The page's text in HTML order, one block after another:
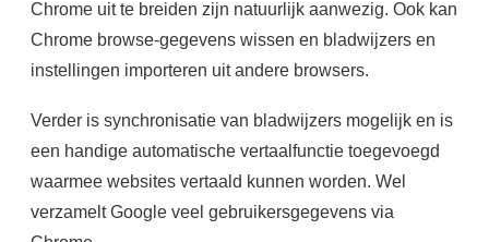
Chrome uit te breiden zijn natuurlijk aanwezig. Ook kan
Chrome browse-gegevens wissen en bladwijzers en
instellingen importeren uit andere browsers.
Verder is synchronisatie van bladwijzers mogelijk en is
een handige automatische vertaalfunctie toegevoegd
waarmee websites vertaald kunnen worden. Wel
verzamelt Google veel gebruikersgegevens via